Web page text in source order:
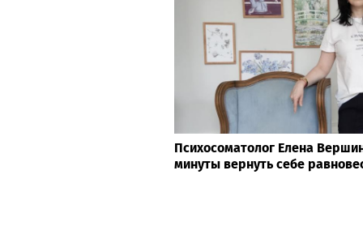
Психосоматолог Елена
минуты вернуть себе